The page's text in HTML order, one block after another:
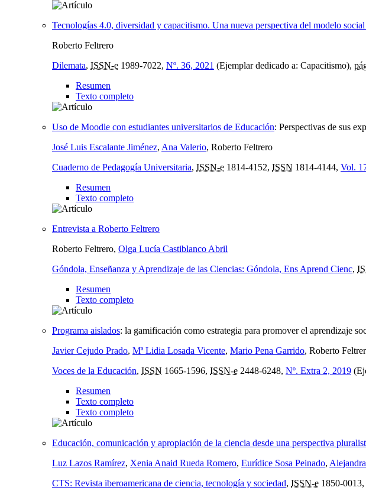
Tecnologías 4.0, diversidad y capacitismo. Una nueva perspectiva del modelo
Roberto Feltrero
Dilemata, ISSN-e 1989-7022, Nº. 36, 2021 (Ejemplar dedicado a: Capacitismo),
Resumen
Texto completo
Uso de Moodle con estudiantes universitarios de Educación: Perspectivas de sus
José Luis Escalante Jiménez, Ana Valerio, Roberto Feltrero
Cuaderno de Pedagogía Universitaria, ISSN-e 1814-4152, ISSN 1814-4144, Vol.
Resumen
Texto completo
Entrevista a Roberto Feltrero
Roberto Feltrero, Olga Lucía Castiblanco Abril
Góndola, Enseñanza y Aprendizaje de las Ciencias: Góndola, Ens Aprend Cienc,
Resumen
Texto completo
Programa aislados: la gamificación como estrategia para promover el aprendizaje
Javier Cejudo Prado, Mª Lidia Losada Vicente, Mario Pena Garrido, Roberto
Voces de la Educación, ISSN 1665-1596, ISSN-e 2448-6248, Nº. Extra 2, 2019
Resumen
Texto completo
Texto completo
Educación, comunicación y apropiación de la ciencia desde una perspectiva
Luz Lazos Ramírez, Xenia Anaid Rueda Romero, Eurídice Sosa Peinado,
CTS: Revista iberoamericana de ciencia, tecnología y sociedad, ISSN-e 1850-0013,